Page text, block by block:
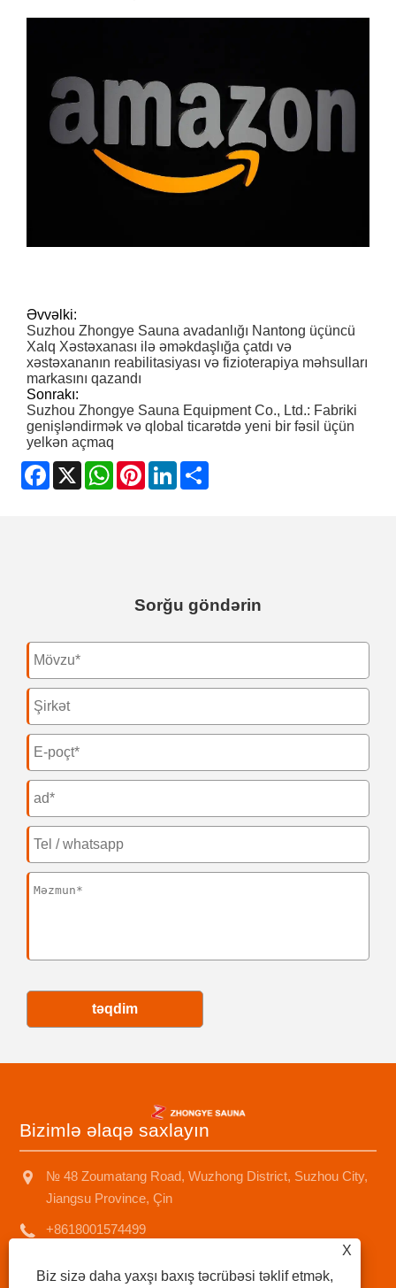
Əvvəlki:
Suzhou Zhongye Sauna avadanlığı Nantong üçüncü
Xalq Xəstəxanası ilə əməkdaşlığa çatdı və
xəstəxananın reabilitasiyası və fizioterapiya məhsulları
markasını qazandı
Sonrakı:
Suzhou Zhongye Sauna Equipment Co., Ltd.: Fabriki
genişləndirmək və qlobal ticarətdə yeni bir fəsil üçün
yelkən açmaq
Facebook
X WhatsApp
PinterestLinkedIn
Sorğu göndərin
təqdim
Bizimlə əlaqə saxlayın
№ 48 Zoumatang Road, Wuzhong District, Suzhou City,
Jiangsu Province, Çin
+8618001574499
X
Biz sizə daha yaxşı baxış təcrübəsi təklif etmək,